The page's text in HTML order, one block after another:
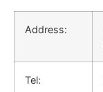
Address:
Tel: